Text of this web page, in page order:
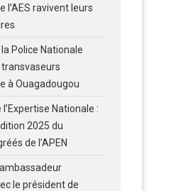
l’AES ravivent leurs
la Police Nationale
à Ouagadougou
Nationale :
2025 du
de l’APEN
le président de